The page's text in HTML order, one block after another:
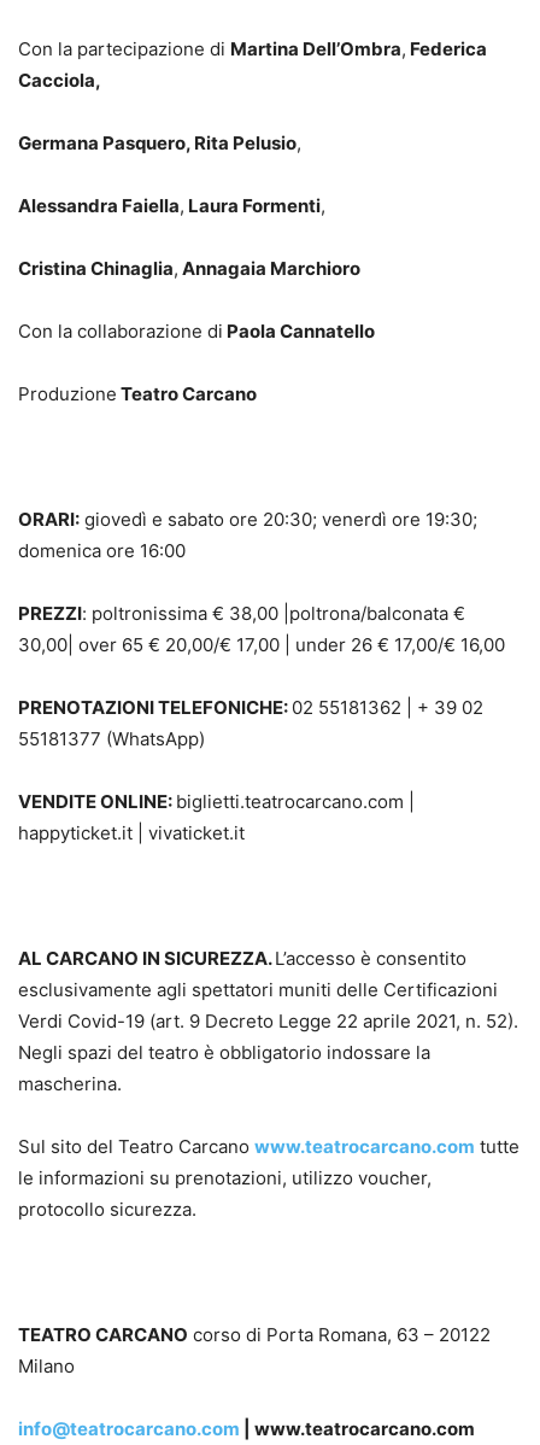
Con la partecipazione di Martina Dell’Ombra, Federica
Cacciola,
Germana Pasquero, Rita Pelusio,
Alessandra Faiella, Laura Formenti,
Cristina Chinaglia, Annagaia Marchioro
Con la collaborazione di Paola Cannatello
Produzione Teatro Carcano
ORARI: giovedì e sabato ore 20:30; venerdì ore 19:30;
domenica ore 16:00
PREZZI: poltronissima € 38,00 |poltrona/balconata €
30,00| over 65 € 20,00/€ 17,00 | under 26 € 17,00/€ 16,00
PRENOTAZIONI TELEFONICHE: 02 55181362 | + 39 02
55181377 (WhatsApp)
VENDITE ONLINE: biglietti.teatrocarcano.com |
happyticket.it | vivaticket.it
AL CARCANO IN SICUREZZA.L’accesso è consentito
esclusivamente agli spettatori muniti delle Certificazioni
Verdi Covid-19 (art. 9 Decreto Legge 22 aprile 2021, n. 52).
Negli spazi del teatro è obbligatorio indossare la
mascherina.
Sul sito del Teatro Carcano www.teatrocarcano.com tutte
le informazioni su prenotazioni, utilizzo voucher,
protocollo sicurezza.
TEATRO CARCANO corso di Porta Romana, 63 – 20122
Milano
info@teatrocarcano.com | www.teatrocarcano.com